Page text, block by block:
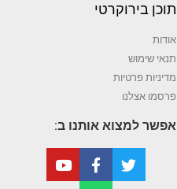
תוכן בירוקרטי
אודות
תנאי שימוש
מדיניות פרטיות
פרסמו אצלנו
אפשר למצוא אותנו ב: